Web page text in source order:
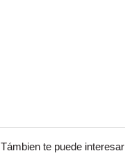
Támbien te puede interesar